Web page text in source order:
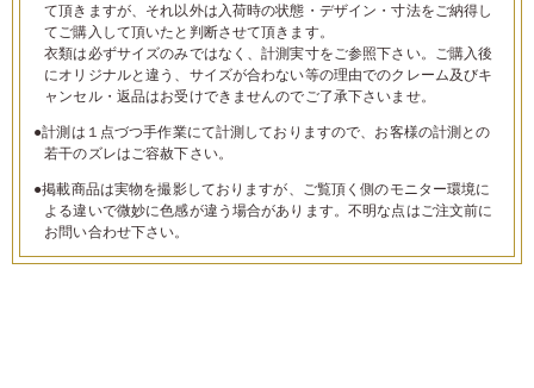
て頂きますが、それ以外は入荷時の状態・デザイン・寸法をご納得し
てご購入して頂いたと判断させて頂きます。
衣類は必ずサイズのみではなく、計測実寸をご参照下さい。ご購入後
にオリジナルと違う、サイズが合わない等の理由でのクレーム及びキ
ャンセル・返品はお受けできませんのでご了承下さいませ。
●計測は１点づつ手作業にて計測しておりますので、お客様の計測との
若干のズレはご容赦下さい。
●掲載商品は実物を撮影しておりますが、ご覧頂く側のモニター環境に
よる違いで微妙に色感が違う場合があります。不明な点はご注文前に
お問い合わせ下さい。